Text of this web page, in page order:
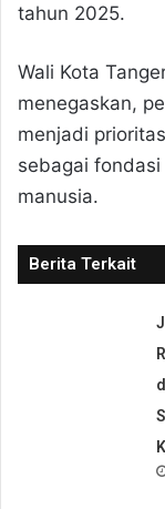
tahun 2025.
Wali Kota
menegaskan,
menjadi
sebagai
manusia.
Berita Terkait